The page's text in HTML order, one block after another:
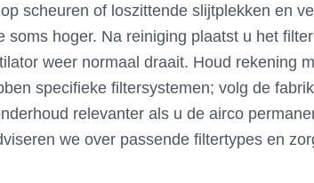
scheuren of loszittende slijtplekken en
hoger. Na reiniging plaatst u het
weer normaal draait. Houd rekening
specifieke filtersystemen; volg de
relevanter als u de airco
we over passende filtertypes en